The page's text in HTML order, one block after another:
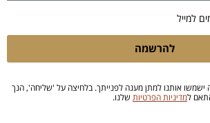
למייל
להרשמה
ישמשו אותנו למתן מענה לפנייתך. בלחיצה על 'שליחה', הנך
למדיניות הפרטיות שלנו.